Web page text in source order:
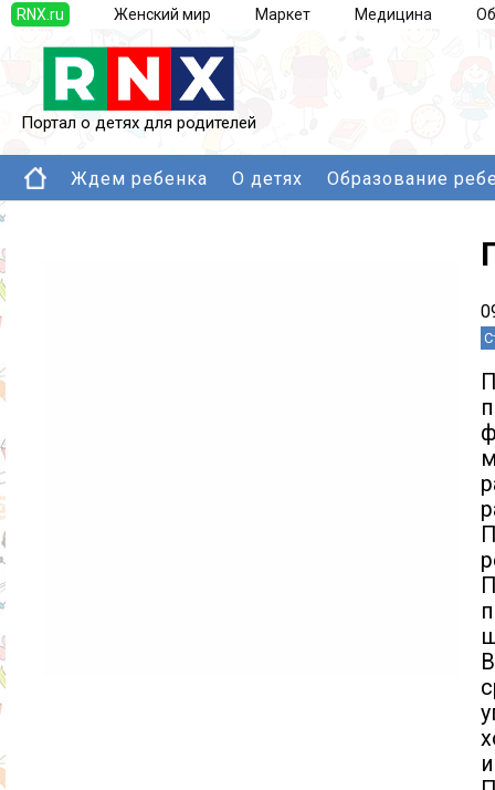
RNX.ru Женский мир Маркет Медицина
Портал о детях для родителей
Ждем ребенка О детях Образование